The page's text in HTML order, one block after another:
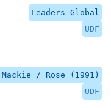
Leaders Global
UDF
Mackie / Rose (1991)
UDF